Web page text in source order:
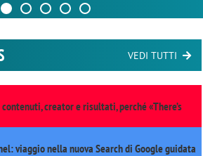
VEDI TUTTI
creator e risultati, perché «There’s
viaggio nella nuova Search di Google guidata